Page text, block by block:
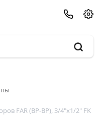
FAR (ВР-ВР), 3/4"x1/2" FK